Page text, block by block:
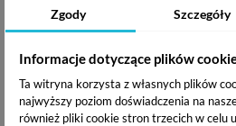
Cena
26,99 zł
Zgody Szczegóły
Informacje dotyczące plików
Ta witryna korzysta z własnych plików
najwyższy poziom doświadczenia na
również pliki cookie stron trzecich w celu